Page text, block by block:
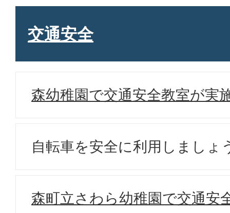
交通安全
森幼稚園で交通安全教室が実
自転車を安全に利用しましょ
森町立さわら幼稚園で交通安